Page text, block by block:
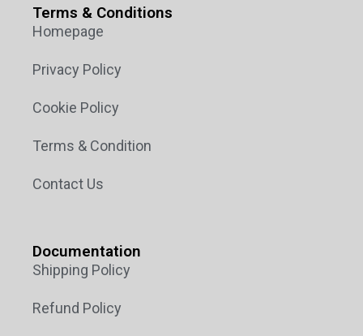
Terms & Conditions
Homepage
Privacy Policy
Cookie Policy
Terms & Condition
Contact Us
Documentation
Shipping Policy
Refund Policy